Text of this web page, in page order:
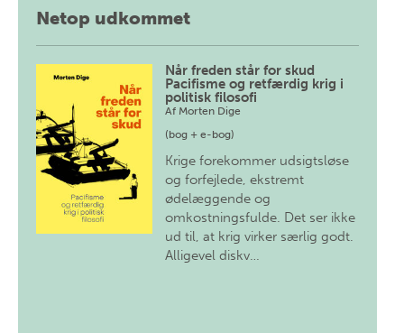
Netop udkommet
Når freden står for skud
Pacifisme og retfærdig krig i
politisk filosofi
Af Morten Dige
(bog + e-bog)
Krige forekommer udsigtsløse
og forfejlede, ekstremt
ødelæggende og
omkostningsfulde. Det ser ikke
ud til, at krig virker særlig godt.
Alligevel diskv…